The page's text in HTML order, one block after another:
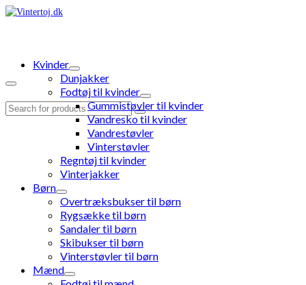
Search
Kvinder
Dunjakker
Fodtøj til kvinder
Gummistøvler til kvinder
Vandresko til kvinder
Vandrestøvler
Vinterstøvler
Regntøj til kvinder
Vinterjakker
Børn
Overtræksbukser til børn
Rygsække til børn
Sandaler til børn
Skibukser til børn
Vinterstøvler til børn
Mænd